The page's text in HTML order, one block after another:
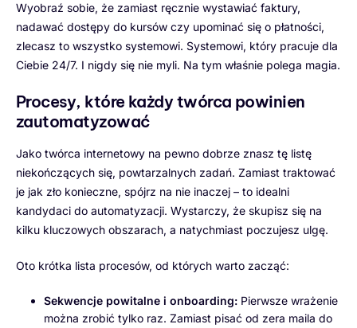
Wyobraź sobie, że zamiast ręcznie wystawiać faktury,
nadawać dostępy do kursów czy upominać się o płatności,
zlecasz to wszystko systemowi. Systemowi, który pracuje dla
Ciebie 24/7. I nigdy się nie myli. Na tym właśnie polega magia.
Procesy, które każdy twórca powinien
zautomatyzować
Jako twórca internetowy na pewno dobrze znasz tę listę
niekończących się, powtarzalnych zadań. Zamiast traktować
je jak zło konieczne, spójrz na nie inaczej – to idealni
kandydaci do automatyzacji. Wystarczy, że skupisz się na
kilku kluczowych obszarach, a natychmiast poczujesz ulgę.
Oto krótka lista procesów, od których warto zacząć:
Sekwencje powitalne i onboarding: Pierwsze wrażenie
można zrobić tylko raz. Zamiast pisać od zera maila do